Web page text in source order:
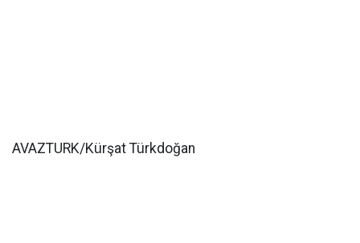
AVAZTURK/Kürşat Türkdoğan